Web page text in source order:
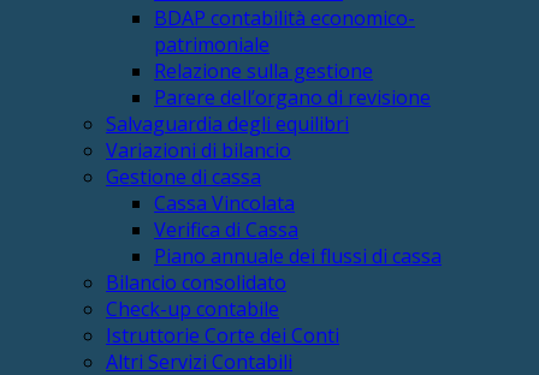
BDAP contabilità economico-
patrimoniale
Relazione sulla gestione
Parere dell’organo di revisione
Salvaguardia degli equilibri
Variazioni di bilancio
Gestione di cassa
Cassa Vincolata
Verifica di Cassa
Piano annuale dei flussi di cassa
Bilancio consolidato
Check-up contabile
Istruttorie Corte dei Conti
Altri Servizi Contabili